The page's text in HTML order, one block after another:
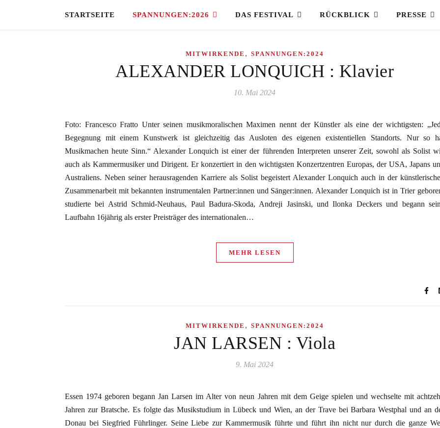
STARTSEITE SPANNUNGEN:2026 DAS FESTIVAL RÜCKBLICK PRESSE
MITWIRKENDE , SPANNUNGEN:2024
ALEXANDER LONQUICH : Klavier
10. Mai 2024
Foto: Francesco Fratto Unter seinen musikmoralischen Maximen nennt der Künstler als eine der wichtigsten:
Begegnung mit einem Kunstwerk ist gleichzeitig das Ausloten des eigenen existentiellen Standorts. Nur so
Musikmachen heute Sinn.“ Alexander Lonquich ist einer der führenden Interpreten unserer Zeit, sowohl als Solist
auch als Kammermusiker und Dirigent. Er konzertiert in den wichtigsten Konzertzentren Europas, der USA, Japans
Australiens. Neben seiner herausragenden Karriere als Solist begeistert Alexander Lonquich auch in der
Zusammenarbeit mit bekannten instrumentalen Partner:innen und Sänger:innen. Alexander Lonquich ist in Trier
studierte bei Astrid Schmid-Neuhaus, Paul Badura-Skoda, Andreji Jasinski, und Ilonka Deckers und begann
Laufbahn 16jährig als erster Preisträger des internationalen…
MEHR LESEN
MITWIRKENDE , SPANNUNGEN:2024
JAN LARSEN : Viola
9. Mai 2024
Essen 1974 geboren begann Jan Larsen im Alter von neun Jahren mit dem Geige spielen und wechselte mit
Jahren zur Bratsche. Es folgte das Musikstudium in Lübeck und Wien, an der Trave bei Barbara Westphal und an
Donau bei Siegfried Führlinger. Seine Liebe zur Kammermusik führte und führt ihn nicht nur durch die ganze